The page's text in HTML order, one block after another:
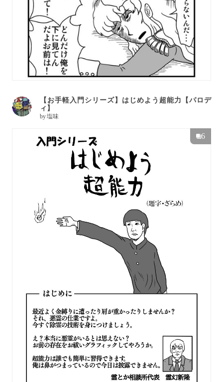
【お手軽入門シリーズ】はじめよう超能力【パロデ
ィ】
by塩味
6